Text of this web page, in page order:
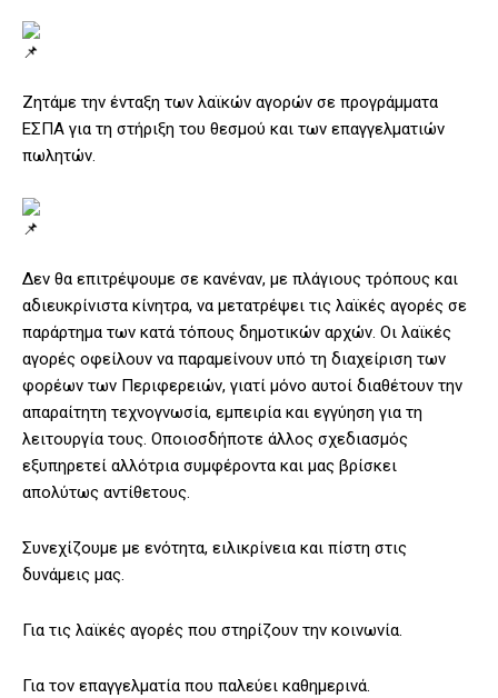
Ζητάμε την ένταξη των λαϊκών αγορών σε προγράμματα
ΕΣΠΑ για τη στήριξη του θεσμού και των επαγγελματιών
πωλητών.
Δεν θα επιτρέψουμε σε κανέναν, με πλάγιους τρόπους και
αδιευκρίνιστα κίνητρα, να μετατρέψει τις λαϊκές αγορές σε
παράρτημα των κατά τόπους δημοτικών αρχών. Οι λαϊκές
αγορές οφείλουν να παραμείνουν υπό τη διαχείριση των
φορέων των Περιφερειών, γιατί μόνο αυτοί διαθέτουν την
απαραίτητη τεχνογνωσία, εμπειρία και εγγύηση για τη
λειτουργία τους. Οποιοσδήποτε άλλος σχεδιασμός
εξυπηρετεί αλλότρια συμφέροντα και μας βρίσκει
απολύτως αντίθετους.
Συνεχίζουμε με ενότητα, ειλικρίνεια και πίστη στις
δυνάμεις μας.
Για τις λαϊκές αγορές που στηρίζουν την κοινωνία.
Για τον επαγγελματία που παλεύει καθημερινά.